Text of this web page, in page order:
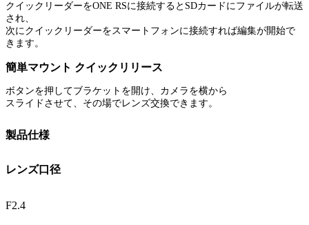
クイックリーダーをONE RSに接続するとSDカードにファイルが転送
され、
次にクイックリーダーをスマートフォンに接続すれば編集が開始で
きます。
簡単マウント クイックリリース
ボタンを押してブラケットを開け、カメラを横から
スライドさせて、その場でレンズ交換できます。
製品仕様
レンズ口径
F2.4